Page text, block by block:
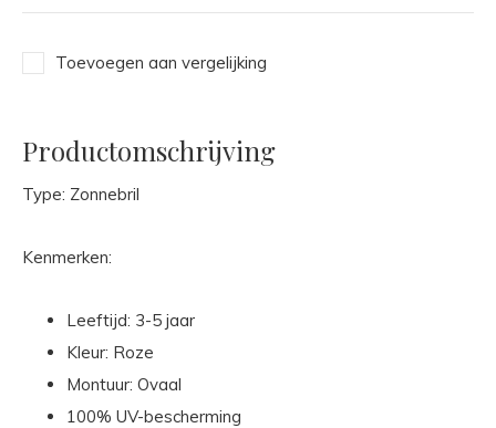
Toevoegen aan vergelijking
Productomschrijving
Type: Zonnebril
Kenmerken:
Leeftijd: 3-5 jaar
Kleur: Roze
Montuur: Ovaal
100% UV-bescherming